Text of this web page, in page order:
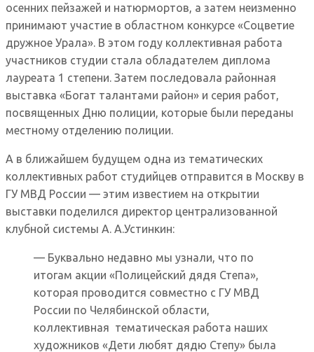
осенних пейзажей и натюрмортов, а затем неизменно
принимают участие в областном конкурсе «Соцветие
дружное Урала». В этом году коллективная работа
участников студии стала обладателем диплома
лауреата 1 степени. Затем последовала районная
выставка «Богат талантами район» и серия работ,
посвященных Дню полиции, которые были переданы
местному отделению полиции.
А в ближайшем будущем одна из тематических
коллективных работ студийцев отправится в Москву в
ГУ МВД России — этим известием на открытии
выставки поделился директор централизованной
клубной системы А. А.Устинкин:
— Буквально недавно мы узнали, что по
итогам акции «Полицейский дядя Степа»,
которая проводится совместно с ГУ МВД
России по Челябинской области,
коллективная тематическая работа наших
художников «Дети любят дядю Степу» была